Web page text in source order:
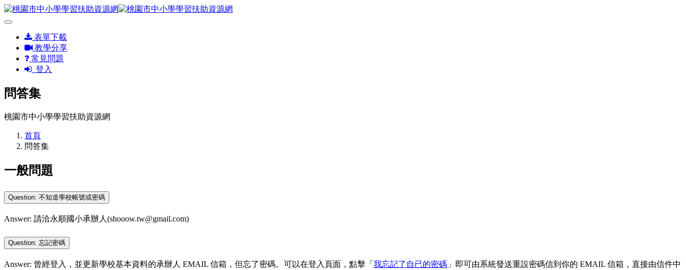
表單下載
教學分享
常見問題
登入
問答集
桃園市中小學學習扶助資源網
首頁
問答集
一般問題
Question: 不知道學校帳號或密碼
Answer: 請洽永順國小承辦人(shooow.tw@gmail.com)
Question: 忘記密碼
Answer: 曾經登入，並更新學校基本資料的承辦人 EMAIL 信箱，但忘了密碼。可以在登入頁面，點擊「 我忘記了自已的密碼 」即可由系統發送重設密碼信到你的 EMAIL 信箱，直接由信件中